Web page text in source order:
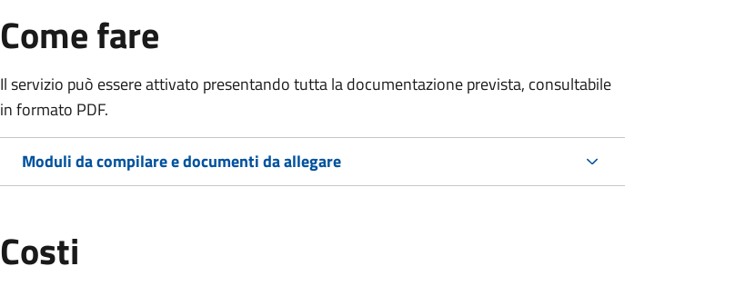
Come fare
Il servizio può essere attivato presentando tutta la documentazione prevista, consultabile
in formato PDF.
Moduli da compilare e documenti da allegare
Costi